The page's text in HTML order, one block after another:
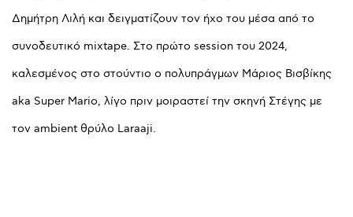
Δημήτρη Λιλή και δειγματίζουν τον ήχο του μέσα από το
συνοδευτικό mixtape. Στο πρώτο session του 2024,
καλεσμένος στο στούντιο ο πολυπράγμων Μάριος Βισβίκης
aka Super Mario, λίγο πριν μοιραστεί την σκηνή Στέγης με
τον ambient θρύλο Laraaji.